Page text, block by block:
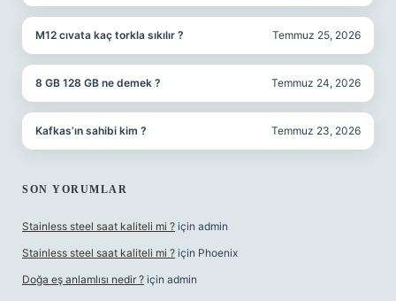
M12 cıvata kaç torkla sıkılır ? Temmuz 25, 2026
8 GB 128 GB ne demek ? Temmuz 24, 2026
Kafkas’ın sahibi kim ? Temmuz 23, 2026
SON YORUMLAR
Stainless steel saat kaliteli mi ? için admin
Stainless steel saat kaliteli mi ? için Phoenix
Doğa eş anlamlısı nedir ? için admin